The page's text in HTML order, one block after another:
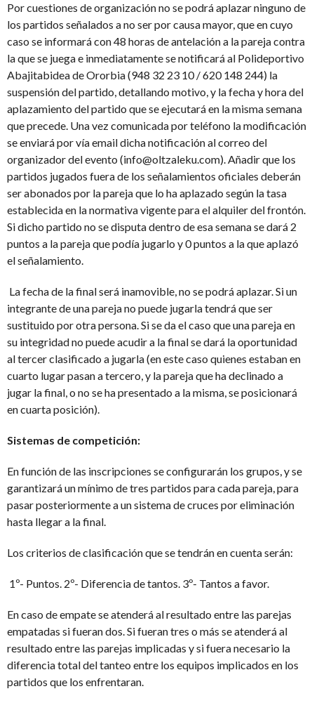
Por cuestiones de organización no se podrá aplazar ninguno de
los partidos señalados a no ser por causa mayor, que en cuyo
caso se informará con 48 horas de antelación a la pareja contra
la que se juega e inmediatamente se notificará al Polideportivo
Abajitabidea de Ororbia (948 32 23 10 / 620 148 244) la
suspensión del partido, detallando motivo, y la fecha y hora del
aplazamiento del partido que se ejecutará en la misma semana
que precede. Una vez comunicada por teléfono la modificación
se enviará por vía email dicha notificación al correo del
organizador del evento (info@oltzaleku.com). Añadir que los
partidos jugados fuera de los señalamientos oficiales deberán
ser abonados por la pareja que lo ha aplazado según la tasa
establecida en la normativa vigente para el alquiler del frontón.
Si dicho partido no se disputa dentro de esa semana se dará 2
puntos a la pareja que podía jugarlo y 0 puntos a la que aplazó
el señalamiento.
La fecha de la final será inamovible, no se podrá aplazar. Si un
integrante de una pareja no puede jugarla tendrá que ser
sustituido por otra persona. Si se da el caso que una pareja en
su integridad no puede acudir a la final se dará la oportunidad
al tercer clasificado a jugarla (en este caso quienes estaban en
cuarto lugar pasan a tercero, y la pareja que ha declinado a
jugar la final, o no se ha presentado a la misma, se posicionará
en cuarta posición).
Sistemas de competición:
En función de las inscripciones se configurarán los grupos, y se
garantizará un mínimo de tres partidos para cada pareja, para
pasar posteriormente a un sistema de cruces por eliminación
hasta llegar a la final.
Los criterios de clasificación que se tendrán en cuenta serán:
1º- Puntos. 2º- Diferencia de tantos. 3º- Tantos a favor.
En caso de empate se atenderá al resultado entre las parejas
empatadas si fueran dos. Si fueran tres o más se atenderá al
resultado entre las parejas implicadas y si fuera necesario la
diferencia total del tanteo entre los equipos implicados en los
partidos que los enfrentaran.